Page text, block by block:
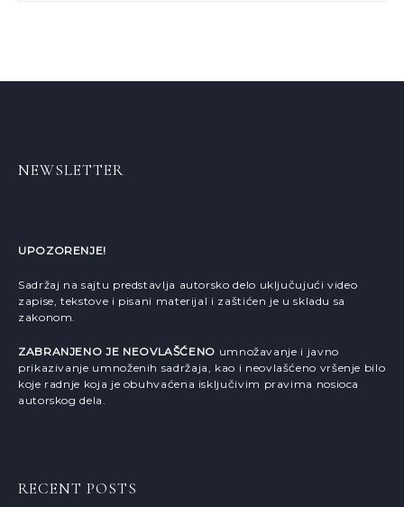
NEWSLETTER
UPOZORENJE!
Sadržaj na sajtu predstavlja autorsko delo uključujući video
zapise, tekstove i pisani materijal i zaštićen je u skladu sa
zakonom.
ZABRANJENO JE NEOVLAŠĆENO umnožavanje i javno
prikazivanje umnoženih sadržaja, kao i neovlašćeno vršenje bilo
koje radnje koja je obuhvaćena isključivim pravima nosioca
autorskog dela.
RECENT POSTS